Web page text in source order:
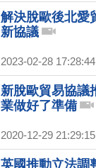
解決脫歐後北愛
新協議
2023-02-28 17:28:44
新脫歐貿易協議
業做好了準備
2020-12-29 21:29:15
英國推動立法調